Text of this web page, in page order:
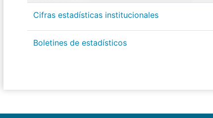
Cifras estadísticas institucionales
Boletines de estadísticos